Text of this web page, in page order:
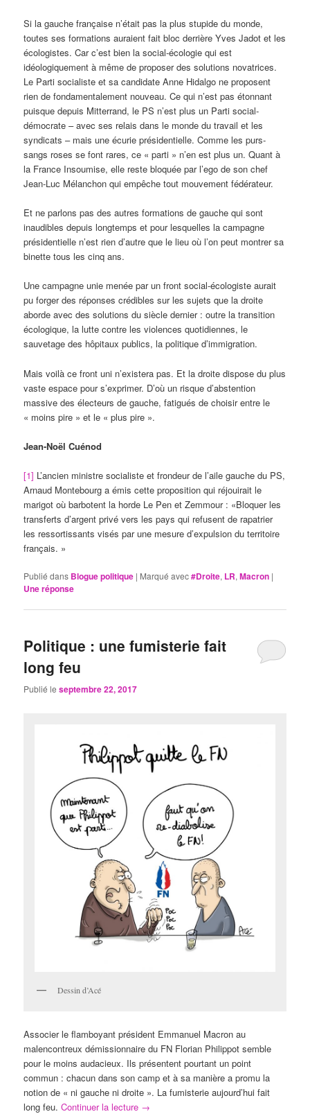
Si la gauche française n’était pas la plus stupide du monde,
toutes ses formations auraient fait bloc derrière Yves Jadot et les
écologistes. Car c’est bien la social-écologie qui est
idéologiquement à même de proposer des solutions novatrices.
Le Parti socialiste et sa candidate Anne Hidalgo ne proposent
rien de fondamentalement nouveau. Ce qui n’est pas étonnant
puisque depuis Mitterrand, le PS n’est plus un Parti social-
démocrate – avec ses relais dans le monde du travail et les
syndicats – mais une écurie présidentielle. Comme les purs-
sangs roses se font rares, ce « parti » n’en est plus un. Quant à
la France Insoumise, elle reste bloquée par l’ego de son chef
Jean-Luc Mélanchon qui empêche tout mouvement fédérateur.
Et ne parlons pas des autres formations de gauche qui sont
inaudibles depuis longtemps et pour lesquelles la campagne
présidentielle n’est rien d’autre que le lieu où l’on peut montrer sa
binette tous les cinq ans.
Une campagne unie menée par un front social-écologiste aurait
pu forger des réponses crédibles sur les sujets que la droite
aborde avec des solutions du siècle dernier : outre la transition
écologique, la lutte contre les violences quotidiennes, le
sauvetage des hôpitaux publics, la politique d’immigration.
Mais voilà ce front uni n’existera pas. Et la droite dispose du plus
vaste espace pour s’exprimer. D’où un risque d’abstention
massive des électeurs de gauche, fatigués de choisir entre le
« moins pire » et le « plus pire ».
Jean-Noël Cuénod
[1] L’ancien ministre socialiste et frondeur de l’aile gauche du PS,
Arnaud Montebourg a émis cette proposition qui réjouirait le
marigot où barbotent la horde Le Pen et Zemmour : «Bloquer les
transferts d’argent privé vers les pays qui refusent de rapatrier
les ressortissants visés par une mesure d’expulsion du territoire
français. »
Publié dans Blogue politique | Marqué avec#Droite, LR,Macron |
Uneréponse
Politique : une fumisterie fait
long feu
Publié leseptembre 22, 2017
Dessin d’Acé
Associer le flamboyant président Emmanuel Macron au
malencontreux démissionnaire du FN Florian Philippot semble
pour le moins audacieux. Ils présentent pourtant un point
commun : chacun dans son camp et à sa manière a promu la
notion de « ni gauche ni droite ». La fumisterie aujourd’hui fait
long feu.Continuer la lecture →